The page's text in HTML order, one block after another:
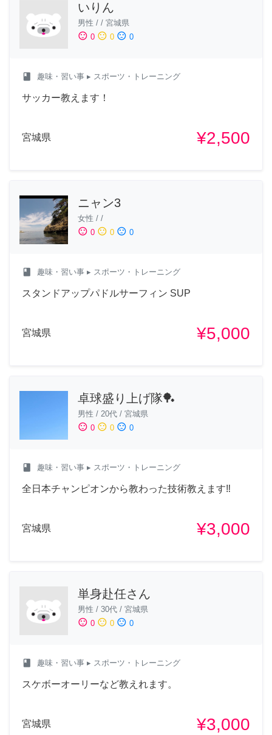
いりん
男性 / / 宮城県
sentiment_satisfied 0 sentiment_neutral 0 sentiment_dissatisfied 0
class 趣味・習い事 ▸ スポーツ・トレーニング
サッカー教えます！
宮城県 ¥2,500
ニャン3
女性 / /
sentiment_satisfied 0 sentiment_neutral 0 sentiment_dissatisfied 0
class 趣味・習い事 ▸ スポーツ・トレーニング
スタンドアップパドルサーフィン SUP
宮城県 ¥5,000
卓球盛り上げ隊🏓
男性 / 20代 / 宮城県
sentiment_satisfied 0 sentiment_neutral 0 sentiment_dissatisfied 0
class 趣味・習い事 ▸ スポーツ・トレーニング
全日本チャンピオンから教わった技術教えます‼️
宮城県 ¥3,000
単身赴任さん
男性 / 30代 / 宮城県
sentiment_satisfied 0 sentiment_neutral 0 sentiment_dissatisfied 0
class 趣味・習い事 ▸ スポーツ・トレーニング
スケボーオーリーなど教えれます。
宮城県 ¥3,000